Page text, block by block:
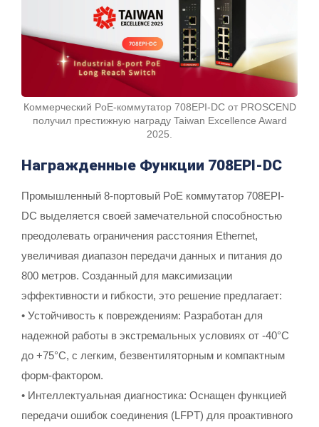
Коммерческий PoE-коммутатор 708EPI-DC от PROSCEND
получил престижную награду Taiwan Excellence Award
2025.
Награжденные Функции 708EPI-DC
Промышленный 8-портовый PoE коммутатор 708EPI-
DC выделяется своей замечательной способностью
преодолевать ограничения расстояния Ethernet,
увеличивая диапазон передачи данных и питания до
800 метров. Созданный для максимизации
эффективности и гибкости, это решение предлагает:
• Устойчивость к повреждениям: Разработан для
надежной работы в экстремальных условиях от -40°C
до +75°C, с легким, безвентиляторным и компактным
форм-фактором.
• Интеллектуальная диагностика: Оснащен функцией
передачи ошибок соединения (LFPT) для проактивного